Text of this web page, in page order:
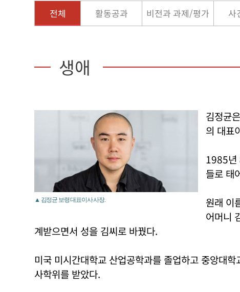
전체 활동공과 비전과 과제/평가 사
생애
▲ 김정균 보령 대표이사 사장.
김정균
의 대표
1985년
들로 태
원래 이
어머니
계받으면서 성을 김씨로 바꿨다.
미국 미시간대학교 산업공학과를 졸업하고 중앙대
사학위를 받았다.